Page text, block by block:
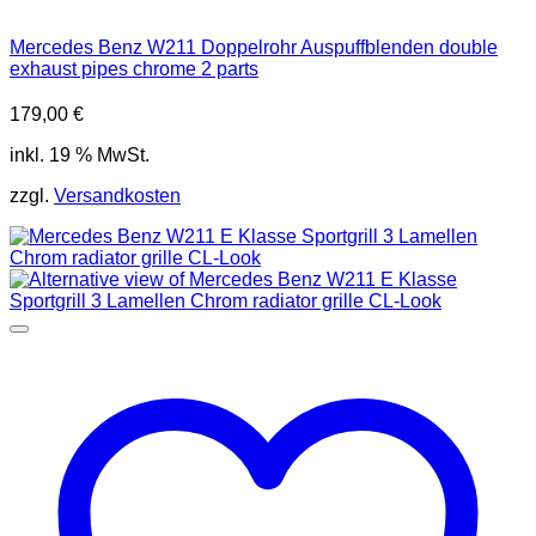
Mercedes Benz W211 Doppelrohr Auspuffblenden double
exhaust pipes chrome 2 parts
179,00 €
inkl. 19 % MwSt.
zzgl. Versandkosten